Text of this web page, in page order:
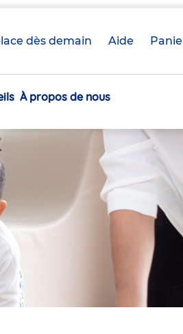
dès demain Aide
À propos de nous